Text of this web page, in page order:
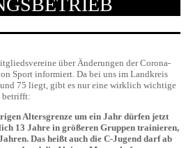
über Änderungen der Corona-
Sport informiert. Da bei uns im Landkreis
75 liegt, gibt es nur eine wirklich wichtige
betrifft:
Altersgrenze um ein Jahr dürfen jetzt
13 Jahre in größeren Gruppen trainieren,
Das heißt auch die C-Jugend darf ab